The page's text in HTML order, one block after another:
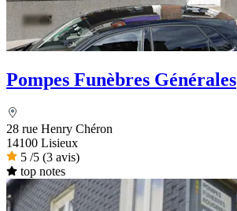
Pompes Funèbres Générales
28 rue Henry Chéron
14100 Lisieux
5 /5 (3 avis)
top notes